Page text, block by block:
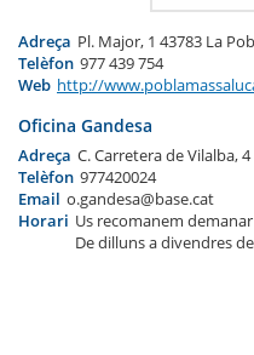
Adreça Pl. Major, 1 43783 La
Telèfon 977 439 754
Web http://
Oficina Gandesa
Adreça C. Carretera de Vilalba, 4
Telèfon 977420024
Email o.gandesa@base.cat
Horari Us recomanem
De dilluns a divendres